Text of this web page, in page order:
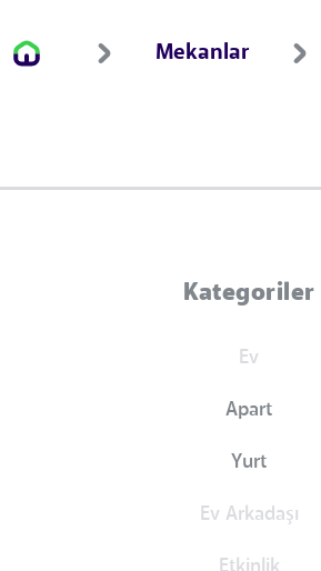
Mekanlar
Kategoriler
Ev
Apart
Yurt
Ev Arkadaşı
Etkinlik